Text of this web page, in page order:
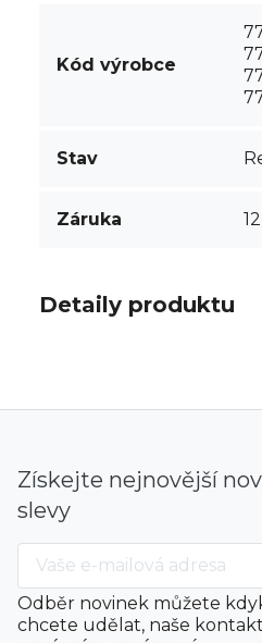
Kód výrobce
Stav
Záruka
Detaily produktu
Získejte nejnovější
slevy
Odběr novinek můžete
chcete udělat, naše